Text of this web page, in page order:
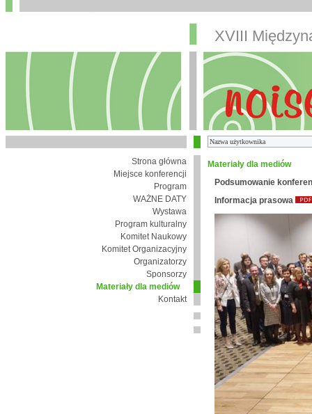
XVIII
Strona główna
Miejsce konferencji
Program
WAŻNE DATY
Wystawa
Program kulturalny
Komitet Naukowy
Komitet Organizacyjny
Organizatorzy
Sponsorzy
Materiały dla mediów
Kontakt
Materiały dla mediów
Podsumowanie
Informacja prasowa